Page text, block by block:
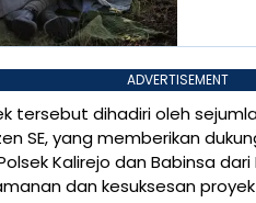
ADVERTISEMENT
tersebut dihadiri oleh
SE, yang memberikan
Kalirejo dan Babinsa
dan kesuksesan proyek